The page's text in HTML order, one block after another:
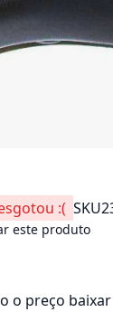
:( SKU
este produto
o preço baixar